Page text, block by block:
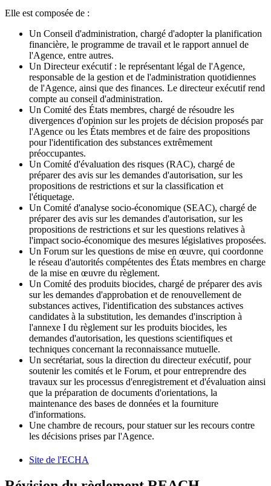
Elle est composée de :
Un Conseil d'administration, chargé d'adopter la planification
financière, le programme de travail et le rapport annuel de
l'Agence, entre autres.
Un Directeur exécutif : le représentant légal de l'Agence,
responsable de la gestion et de l'administration quotidiennes
de l'Agence, ainsi que des finances. Le directeur exécutif rend
compte au conseil d'administration.
Un Comité des États membres, chargé de résoudre les
divergences d'opinion sur les projets de décision proposés par
l'Agence ou les États membres et de faire des propositions
pour l'identification des substances extrêmement
préoccupantes.
Un Comité d'évaluation des risques (RAC), chargé de
préparer des avis sur les demandes d'autorisation, sur les
propositions de restrictions et sur la classification et
l'étiquetage.
Un Comité d'analyse socio-économique (SEAC), chargé de
préparer des avis sur les demandes d'autorisation, sur les
propositions de restrictions et sur les questions relatives à
l'impact socio-économique des mesures législatives proposées.
Un Forum sur les questions de mise en œuvre, qui coordonne
le réseau d'autorités compétentes des États membres en charge
de la mise en œuvre du règlement.
Un Comité des produits biocides, chargé de préparer des avis
sur les demandes d'approbation et de renouvellement de
substances actives, l'identification des substances actives
candidates à la substitution, les demandes d'inscription à
l'annexe I du règlement sur les produits biocides, les
demandes d'autorisation, les questions scientifiques et
techniques concernant la reconnaissance mutuelle.
Un secrétariat, sous la direction du directeur exécutif, pour
soutenir les comités et le Forum, et pour entreprendre des
travaux sur les processus d'enregistrement et d'évaluation ainsi
que la préparation de documents d'orientations, la
maintenance des bases de données et la fourniture
d'informations.
Une chambre de recours, pour statuer sur les recours contre
les décisions prises par l'Agence.
Site de l'ECHA